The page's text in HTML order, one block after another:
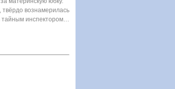
твёрдо вознамерилась
тайным инспектором…